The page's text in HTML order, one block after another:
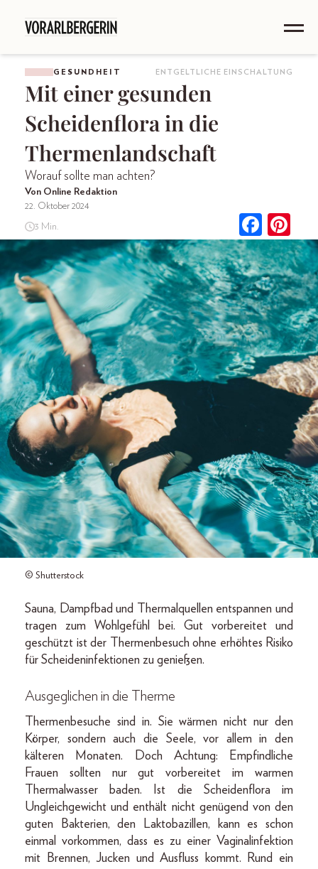
GESUNDHEIT ENTGELTLICHE EINSCHALTUNG
Mit einer gesunden
Scheidenflora in die
Thermenlandschaft
Worauf sollte man achten?
Von Online Redaktion
22. Oktober 2024
3 Min.
© Shutterstock
Sauna, Dampfbad und Thermalquellen entspannen und
tragen zum Wohlgefühl bei. Gut vorbereitet und
geschützt ist der Thermenbesuch ohne erhöhtes Risiko
für Scheideninfektionen zu genießen.
Ausgeglichen in die Therme
Thermenbesuche sind in. Sie wärmen nicht nur den
Körper, sondern auch die Seele, vor allem in den
kälteren Monaten. Doch Achtung: Empfindliche
Frauen sollten nur gut vorbereitet im warmen
Thermalwasser baden. Ist die Scheidenflora im
Ungleichgewicht und enthält nicht genügend von den
guten Bakterien, den Laktobazillen, kann es schon
einmal vorkommen, dass es zu einer Vaginalinfektion
mit Brennen, Jucken und Ausfluss kommt. Rund ein